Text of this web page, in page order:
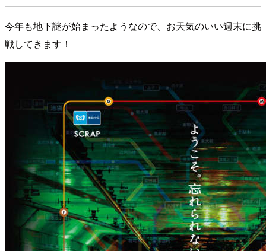
今年も地下謎が始まったようなので、お天気のいい週末に挑
戦してきます！